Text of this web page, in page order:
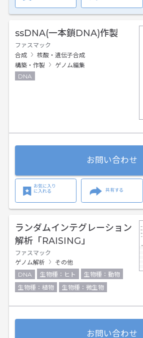
ssDNA(一本鎖DNA)作製
ファスマック
合成
核酸・遺伝子合成
構築・作製
ゲノム編集
DNA
お問い合わせ
お気に入り
に入れる
共有する
ランダムインテグレーション
解析「RAISING」
ファスマック
ゲノム解析
その他
DNA
生物種：ヒト
生物種：動物
生物種：植物
生物種：微生物
お問い合わせ